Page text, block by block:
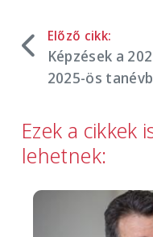
Előző cikk:
Képzések a
2025-ös
Ezek a cikkek
lehetnek:
Image